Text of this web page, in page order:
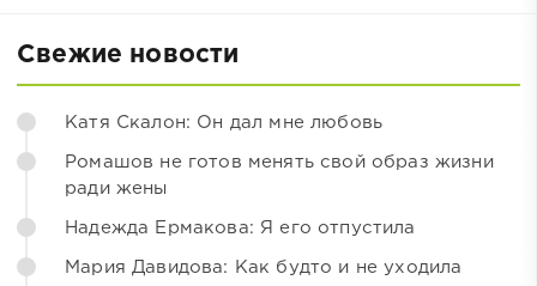
Свежие новости
Катя Скалон: Он дал мне любовь
Ромашов не готов менять свой образ жизни
ради жены
Надежда Ермакова: Я его отпустила
Мария Давидова: Как будто и не уходила